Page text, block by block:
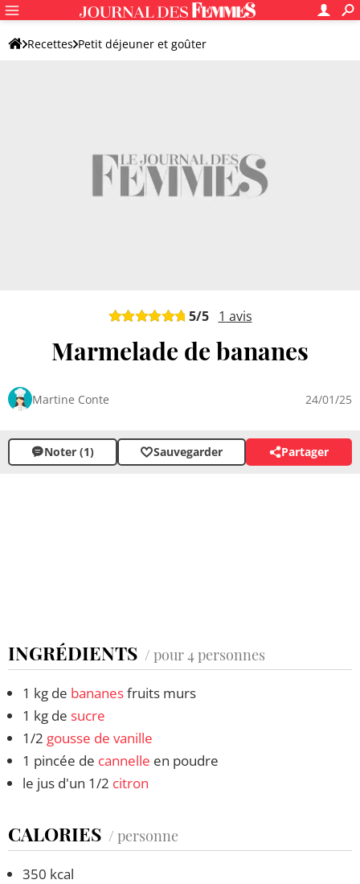
Recettes Petit déjeuner et goûter
5/5 1 avis
Marmelade de bananes
Martine Conte 24/01/25
Noter (1) Sauvegarder Partager
INGRÉDIENTS / pour 4 personnes
1 kg de bananesfruits murs
1 kg de sucre
1/2 gousse de vanille
1 pincée de cannelle en poudre
le jus d'un 1/2 citron
CALORIES / personne
350 kcal